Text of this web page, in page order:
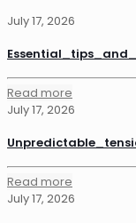
July 17, 2026
Read more
July 17, 2026
Read more
July 17, 2026